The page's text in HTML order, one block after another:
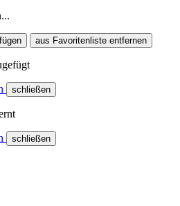
aus Favoritenliste entfernen
schließen
schließen